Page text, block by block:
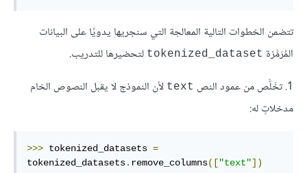
تتضمن الخطوات التالية المعالجة التي سنجريها يدويًا على البيانات
المُرَمَّزة tokenized_dataset لتحضيرها للتدريب.
1. تخَلَّص من عمود النص
text لأن النموذج لا يقبل النصوص الخام
مدخلاتٍ له:
>>> tokenized_datasets =
tokenized_datasets. remove_columns(["text"])